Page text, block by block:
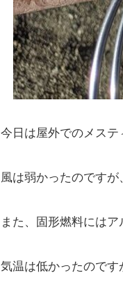
今日は屋外でのメステ
風は弱かったのですが
また、固形燃料にはア
気温は低かったのです